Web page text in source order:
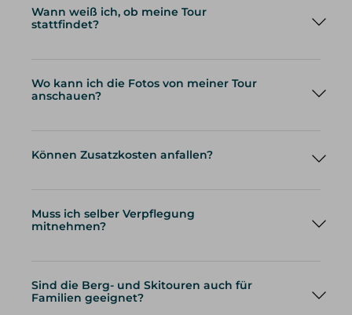
Wann weiß ich, ob meine Tour
stattfindet?
Wo kann ich die Fotos von meiner Tour
anschauen?
Können Zusatzkosten anfallen?
Muss ich selber Verpflegung
mitnehmen?
Sind die Berg- und Skitouren auch für
Familien geeignet?